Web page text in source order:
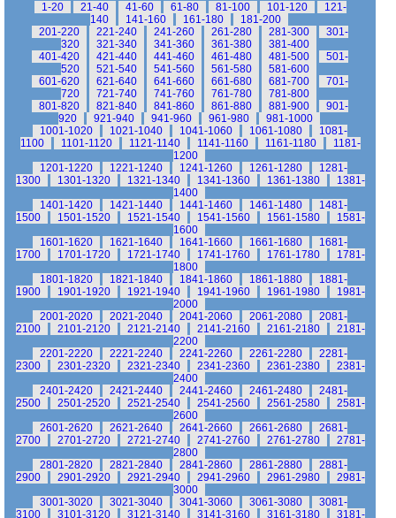
1-20 21-40 41-60 61-80 81-100 101-120
121-
140
141-160 161-180
181-200
201-220
221-240 241-260 261-280 281-300
301-
320
321-340 341-360 361-380
381-400
401-420
421-440 441-460 461-480 481-500
501-
520
521-540 541-560 561-580
581-600
601-620
621-640 641-660 661-680 681-700
701-
720
721-740 741-760 761-780
781-800
801-820
821-840 841-860 861-880 881-900
901-
920
921-940 941-960 961-980
981-1000
1001-1020
1021-1040 1041-1060 1061-1080
1081-
1100
1101-1120 1121-1140 1141-1160 1161-1180
1181-
1200
1201-1220
1221-1240 1241-1260 1261-1280
1281-
1300
1301-1320 1321-1340 1341-1360 1361-1380
1381-
1400
1401-1420
1421-1440 1441-1460 1461-1480
1481-
1500
1501-1520 1521-1540 1541-1560 1561-1580
1581-
1600
1601-1620
1621-1640 1641-1660 1661-1680
1681-
1700
1701-1720 1721-1740 1741-1760 1761-1780
1781-
1800
1801-1820
1821-1840 1841-1860 1861-1880
1881-
1900
1901-1920 1921-1940 1941-1960 1961-1980
1981-
2000
2001-2020
2021-2040 2041-2060 2061-2080
2081-
2100
2101-2120 2121-2140 2141-2160 2161-2180
2181-
2200
2201-2220
2221-2240 2241-2260 2261-2280
2281-
2300
2301-2320 2321-2340 2341-2360 2361-2380
2381-
2400
2401-2420
2421-2440 2441-2460 2461-2480
2481-
2500
2501-2520 2521-2540 2541-2560 2561-2580
2581-
2600
2601-2620
2621-2640 2641-2660 2661-2680
2681-
2700
2701-2720 2721-2740 2741-2760 2761-2780
2781-
2800
2801-2820
2821-2840 2841-2860 2861-2880
2881-
2900
2901-2920 2921-2940 2941-2960 2961-2980
2981-
3000
3001-3020
3021-3040 3041-3060 3061-3080
3081-
3100
3101-3120 3121-3140 3141-3160 3161-3180
3181-